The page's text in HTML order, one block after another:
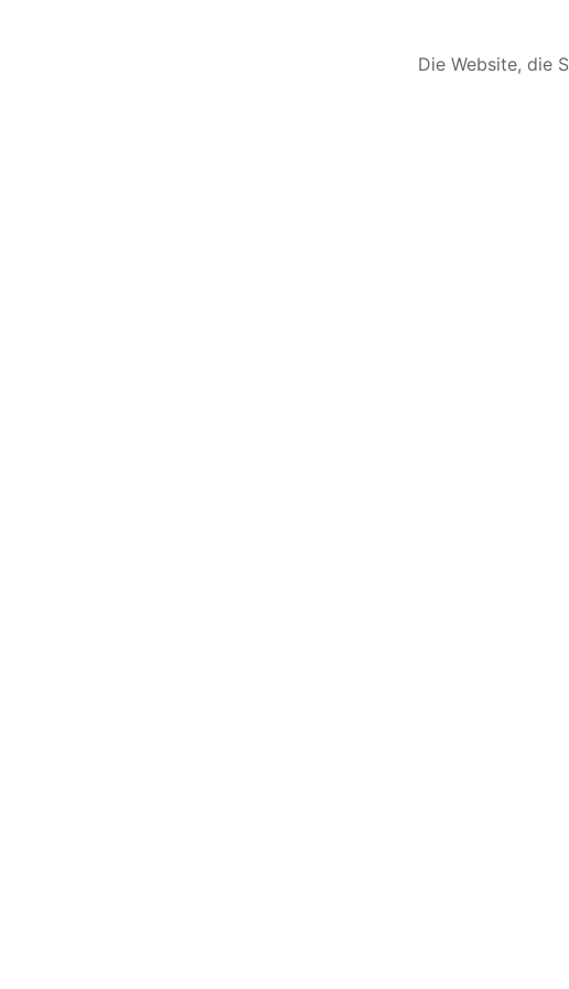
Die Website, die